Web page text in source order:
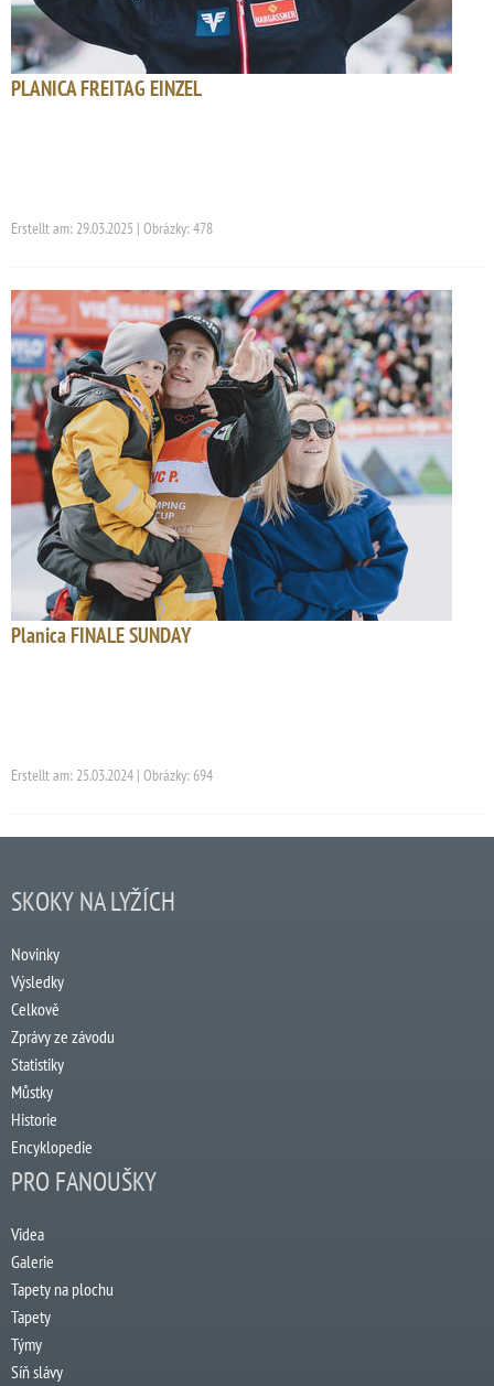
PLANICA FREITAG EINZEL
Erstellt am: 29.03.2025 | Obrázky: 478
Planica FINALE SUNDAY
Erstellt am: 25.03.2024 | Obrázky: 694
SKOKY NA LYŽÍCH
Novinky
Výsledky
Celkově
Zprávy ze závodu
Statistiky
Můstky
Historie
Encyklopedie
PRO FANOUŠKY
Videa
Galerie
Tapety na plochu
Tapety
Týmy
Síň slávy